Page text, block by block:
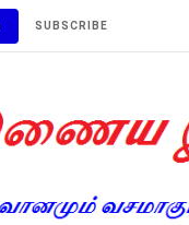
SUBSCRIBE